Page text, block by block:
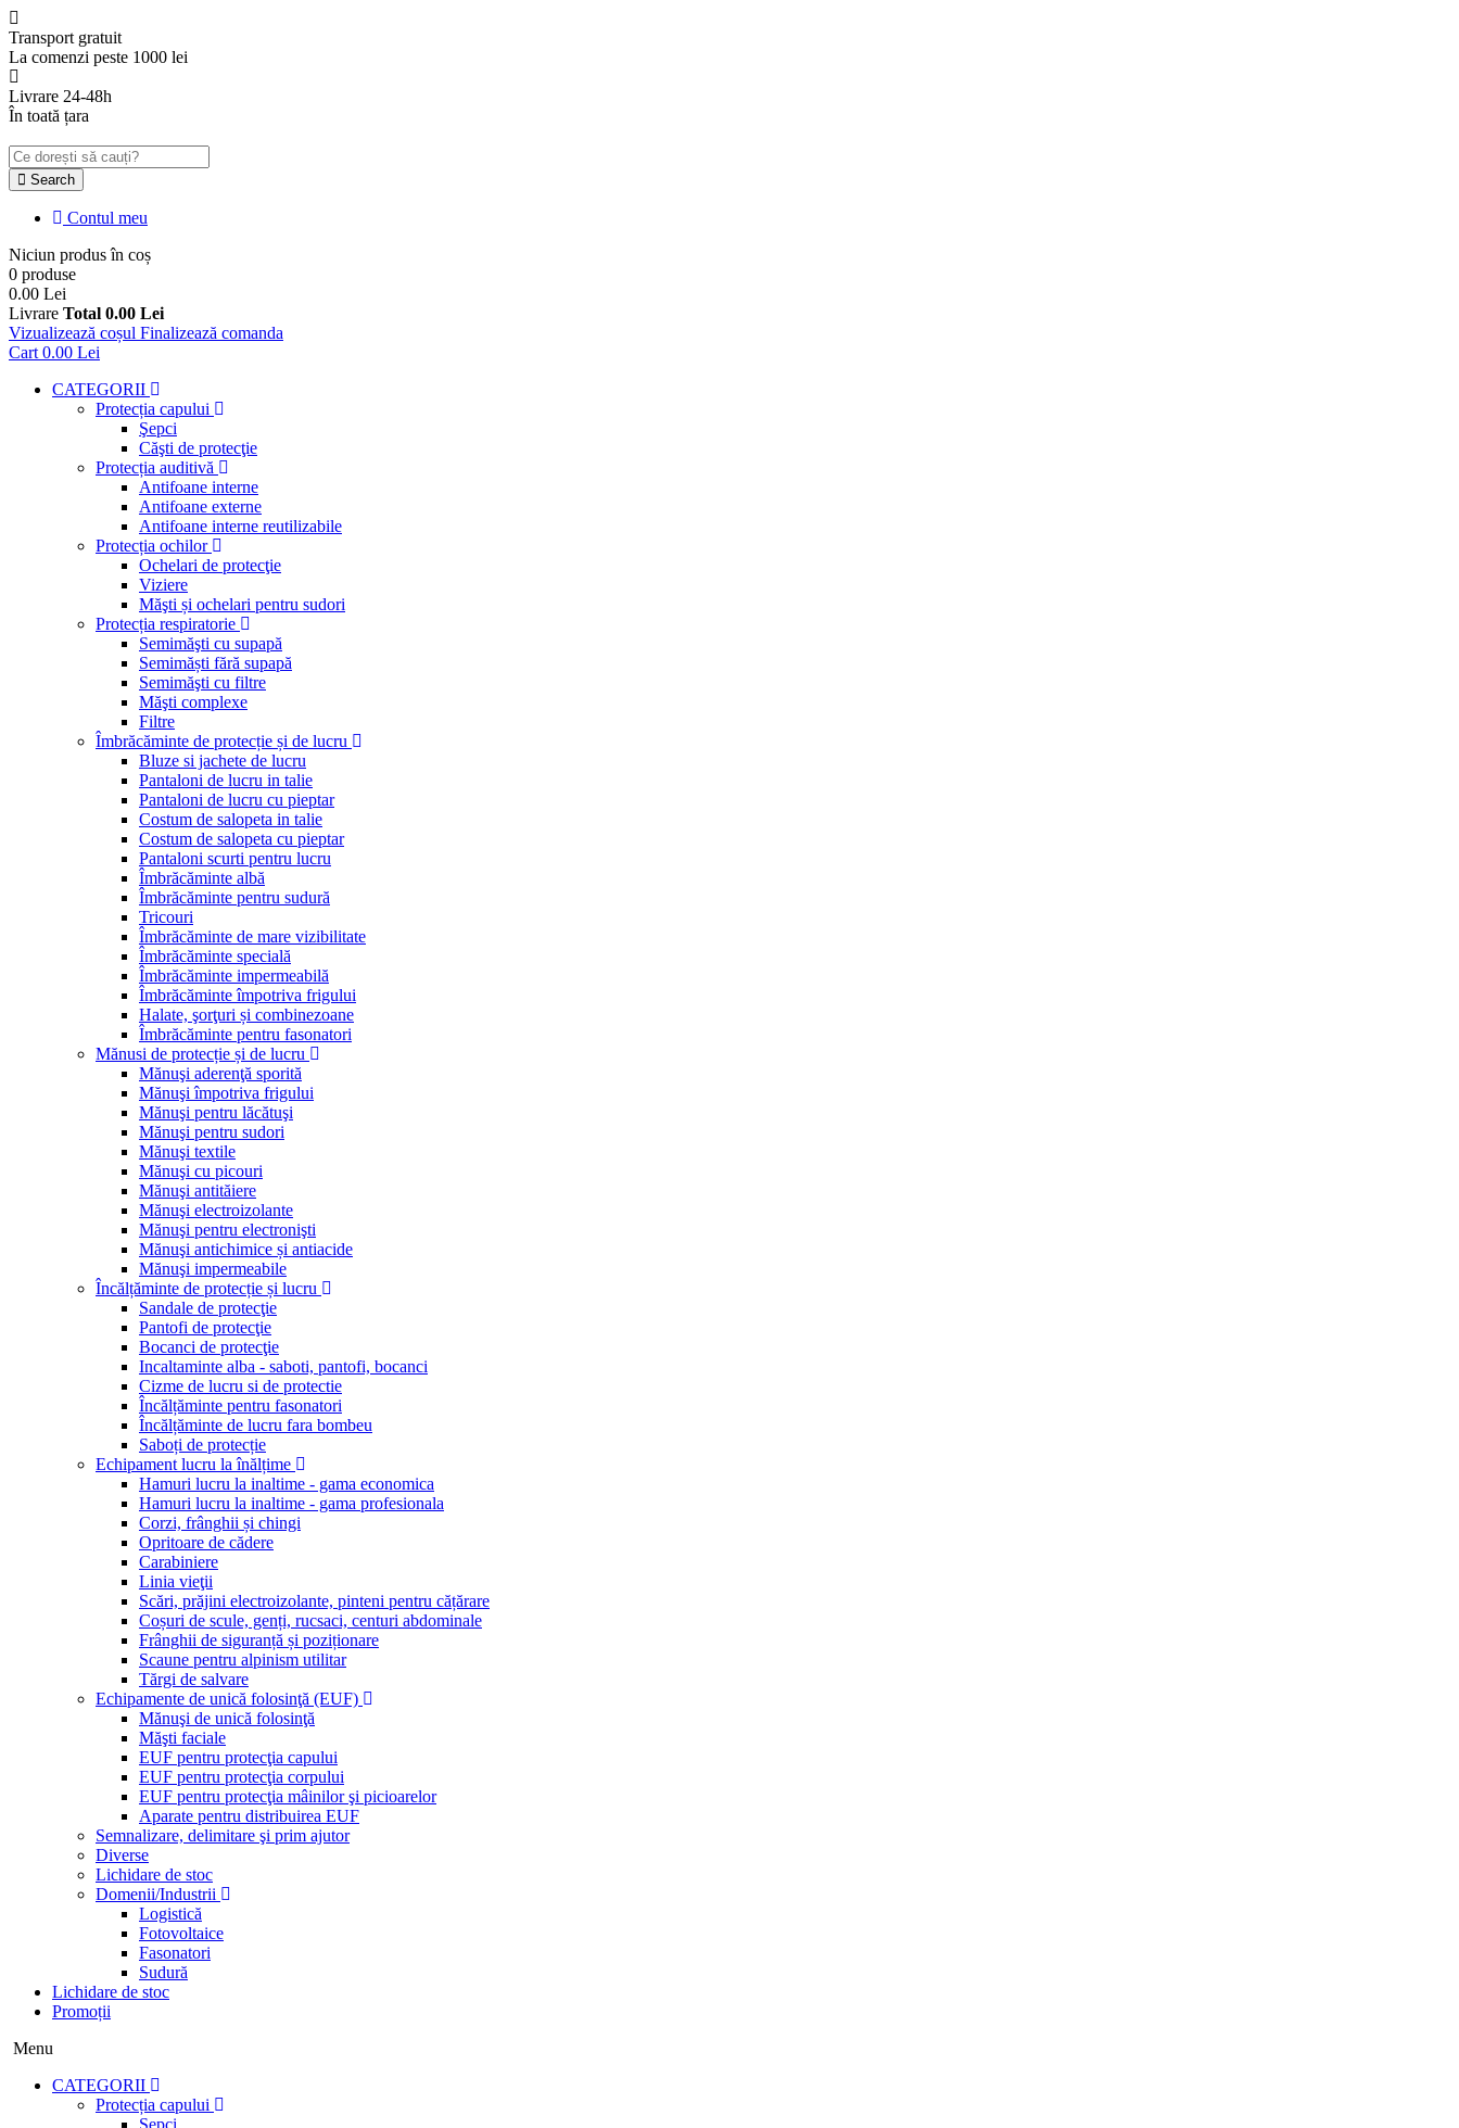
Transport gratuit
La comenzi peste 1000 lei
Livrare 24-48h
În toată țara
Search
Contul meu
Niciun produs în coș
0 produse
0.00 Lei
Livrare Total 0.00 Lei
Vizualizează coșul Finalizează comanda
Cart 0.00 Lei
CATEGORII
Protecția capului
Şepci
Căşti de protecţie
Protecția auditivă
Antifoane interne
Antifoane externe
Antifoane interne reutilizabile
Protecția ochilor
Ochelari de protecţie
Viziere
Măşti și ochelari pentru sudori
Protecția respiratorie
Semimăşti cu supapă
Semimăști fără supapă
Semimăşti cu filtre
Măşti complexe
Filtre
Îmbrăcăminte de protecție și de lucru
Bluze si jachete de lucru
Pantaloni de lucru in talie
Pantaloni de lucru cu pieptar
Costum de salopeta in talie
Costum de salopeta cu pieptar
Pantaloni scurti pentru lucru
Îmbrăcăminte albă
Îmbrăcăminte pentru sudură
Tricouri
Îmbrăcăminte de mare vizibilitate
Îmbrăcăminte specială
Îmbrăcăminte impermeabilă
Îmbrăcăminte împotriva frigului
Halate, şorţuri și combinezoane
Îmbrăcăminte pentru fasonatori
Mănusi de protecție și de lucru
Mănuşi aderenţă sporită
Mănuşi împotriva frigului
Mănuşi pentru lăcătuşi
Mănuşi pentru sudori
Mănuşi textile
Mănuşi cu picouri
Mănuşi antităiere
Mănuşi electroizolante
Mănuşi pentru electronişti
Mănuşi antichimice și antiacide
Mănuşi impermeabile
Încălțăminte de protecție și lucru
Sandale de protecţie
Pantofi de protecţie
Bocanci de protecţie
Incaltaminte alba - saboti, pantofi, bocanci
Cizme de lucru si de protectie
Încălțăminte pentru fasonatori
Încălțăminte de lucru fara bombeu
Saboți de protecție
Echipament lucru la înălțime
Hamuri lucru la inaltime - gama economica
Hamuri lucru la inaltime - gama profesionala
Corzi, frânghii și chingi
Opritoare de cădere
Carabiniere
Linia vieţii
Scări, prăjini electroizolante, pinteni pentru cățărare
Coșuri de scule, genți, rucsaci, centuri abdominale
Frânghii de siguranță și poziționare
Scaune pentru alpinism utilitar
Tărgi de salvare
Echipamente de unică folosinţă (EUF)
Mănuşi de unică folosinţă
Măşti faciale
EUF pentru protecţia capului
EUF pentru protecţia corpului
EUF pentru protecţia mâinilor şi picioarelor
Aparate pentru distribuirea EUF
Semnalizare, delimitare şi prim ajutor
Diverse
Lichidare de stoc
Domenii/Industrii
Logistică
Fotovoltaice
Fasonatori
Sudură
Lichidare de stoc
Promoții
Menu
CATEGORII
Protecția capului
Şepci